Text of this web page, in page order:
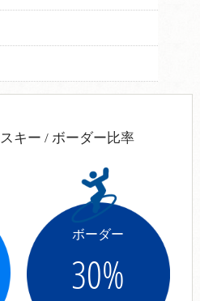
スキー / ボーダー比率
ボーダー
30%